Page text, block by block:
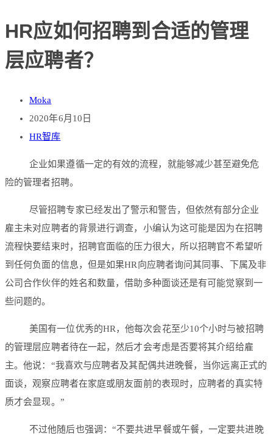
HR应如何招聘到合适的管理
层应聘者？
Moka
2020年6月10日
HR智库
企业如果遵循一定的有效的流程，就能够减少甚至避免危
险的管理者招聘。
尽管招聘专家已经发出了警示和警告，但依然有部分企业
雇主未对应聘者的背景进行调查，小编认为这可能是因为在招聘
流程快要结束时，招聘官面临的压力很大，所以招聘官不希望听
到任何负面的信息，但是如果HR向应聘者询问其同事、下属及非
公司合作伙伴的姓名和数量，借助多种面谈还是有可能觉察到一
些问题的。
美国有一位优秀的HR，他每次会花至少10个小时与被招聘
的管理层应聘者待在一起，然后才会考虑是否要将其介绍给雇
主。他说：“我喜欢与应聘者及其配偶共进晚餐，当你远离正式的
面谈，观察应聘者在家庭或朋友面前的表现时，应聘者的真实特
质才会显现。”
不过他随后也强调：“不要共进早餐或午餐，一定要共进晚